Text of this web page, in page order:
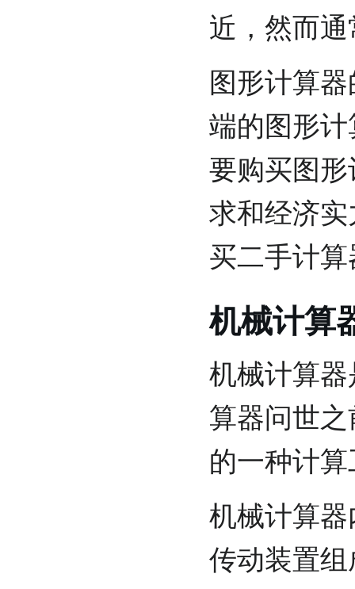
近，然而
图形计算
端的图形
要购买图
求和经济
买二手计算
机械计算
机械计算
算器问世
的一种计
机械计算
传动装置